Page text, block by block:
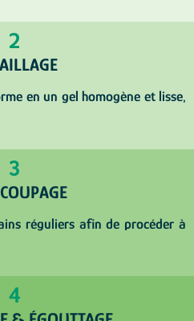
2
en un gel homogène et lisse,
3
réguliers afin de procéder à
4